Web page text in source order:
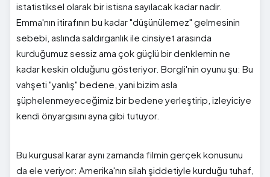
istatistiksel olarak bir istisna sayılacak kadar nadir.
Emma'nın itirafının bu kadar "düşünülemez" gelmesinin
sebebi, aslında saldırganlık ile cinsiyet arasında
kurduğumuz sessiz ama çok güçlü bir denklemin ne
kadar keskin olduğunu gösteriyor. Borgli'nin oyunu şu: Bu
vahşeti "yanlış" bedene, yani bizim asla
şüphelenmeyeceğimiz bir bedene yerleştirip, izleyiciye
kendi önyargısını ayna gibi tutuyor.
Bu kurgusal karar aynı zamanda filmin gerçek konusunu
da ele veriyor: Amerika'nın silah şiddetiyle kurduğu tuhaf,